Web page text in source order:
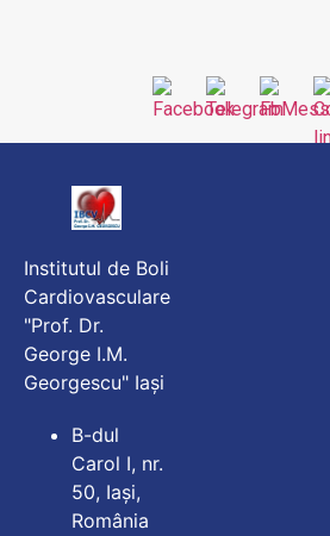
Institutul de Boli
Cardiovasculare
"Prof. Dr.
George I.M.
Georgescu" Iași
B-dul
Carol I, nr.
50, Iași,
România